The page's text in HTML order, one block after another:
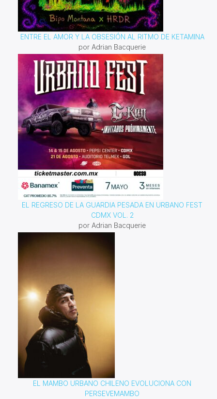
ENTRE EL AMOR Y LA OBSESIÓN AL RITMO DE KETAMINA
por Adrian Bacquerie
EL REGRESO DE LA GUARDIA PESADA EN URBANO FEST
CDMX VOL. 2
por Adrian Bacquerie
EL MAMBO URBANO CHILENO EVOLUCIONA CON
PERSEVEMAMBO